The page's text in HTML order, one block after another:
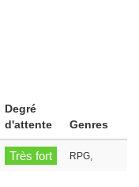
Degré
d'attente
Genres
Très fort RPG,